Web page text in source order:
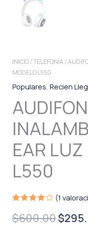
INICIO/TELEFONÍA /
MODELO L550
Populares Recien
EAR
L550
4.00
sobre
(1
$600.00$